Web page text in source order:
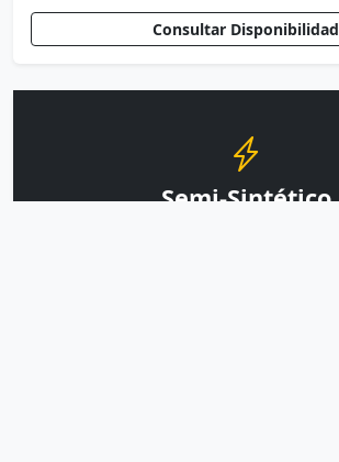
Consultar Disponibilidad
Semi-Sintético